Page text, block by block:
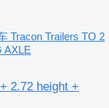
Tracon Trailers TO 2
AXLE
2.72 height +